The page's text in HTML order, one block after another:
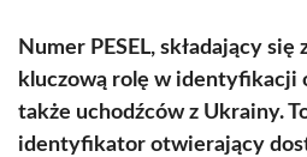
Numer PESEL, składający
kluczową rolę w identyfikacji
także uchodźców z Ukrainy.
identyfikator otwierający